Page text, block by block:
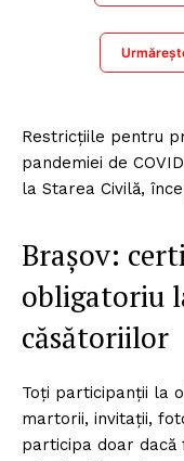
Restricțiile pentru
pandemiei de
la Starea Civilă,
Brașov:
obligatoriu
căsătoriilor
Toți participanții la
martorii, invitații,
participa doar dacă